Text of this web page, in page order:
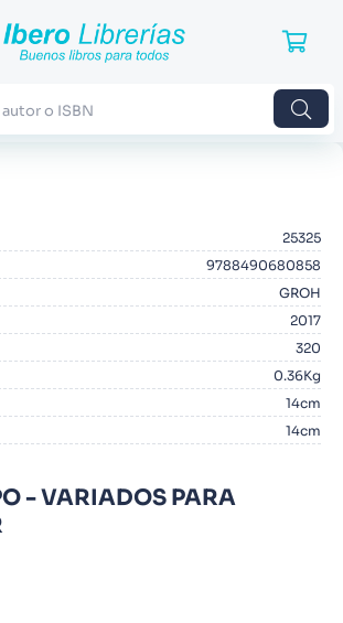
25325
9788490680858
GROH
2017
320
0.36Kg
14cm
14cm
- VARIADOS PARA